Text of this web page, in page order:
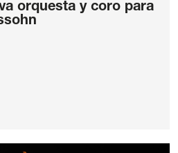
orquesta y coro para